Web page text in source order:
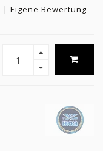
| Eigene Bewertung